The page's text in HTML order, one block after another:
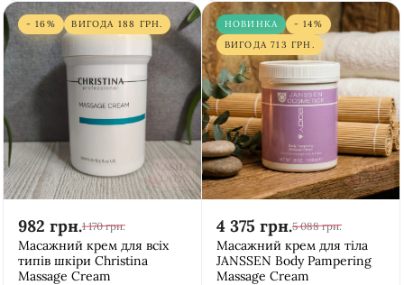
- 16% ВИГОДА 188 ГРН.
982 грн.1 170 грн.
Масажний крем для всіх
типів шкіри Christina
Massage Cream
НОВИНКА
- 14%
ВИГОДА713 ГРН.
4 375 грн.5 088 грн.
Масажний крем для тіла
JANSSEN Body Pampering
Massage Cream